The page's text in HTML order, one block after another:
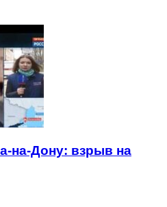
на-Дону: взрыв на